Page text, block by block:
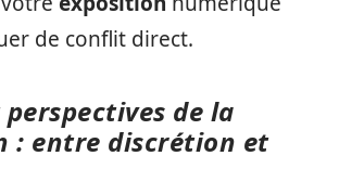
de conflit direct.
de la
: entre discrétion et